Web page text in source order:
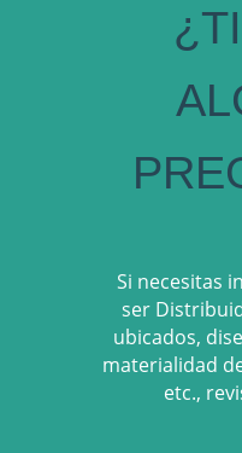
Si necesitas
ser
ubicados,
materialidad
etc.,